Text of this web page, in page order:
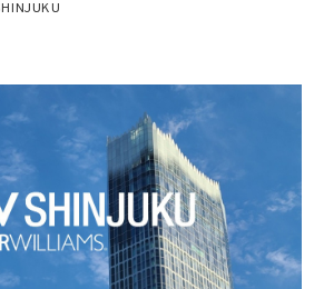
、改ざん及び漏洩などのリスクに対して、個人情報の安全
つ適切な監督を行います。当社の保有個人データに関す
は、以下のとおりです。
保のため、「関係法令・ガイドライン等の遵守」、「質問及
の基本方針として、本プライバシーポリシーを策定
律の整備
・廃棄等の段階ごとに、取扱方法、責任者・担当者及びその
取扱規程を策定